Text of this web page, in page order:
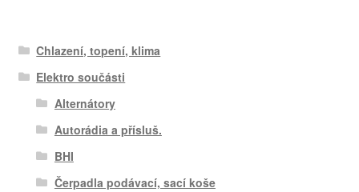
Chlazení, topení, klima
Elektro součásti
Alternátory
Autorádia a přísluš.
BHI
Čerpadla podávací, sací koše